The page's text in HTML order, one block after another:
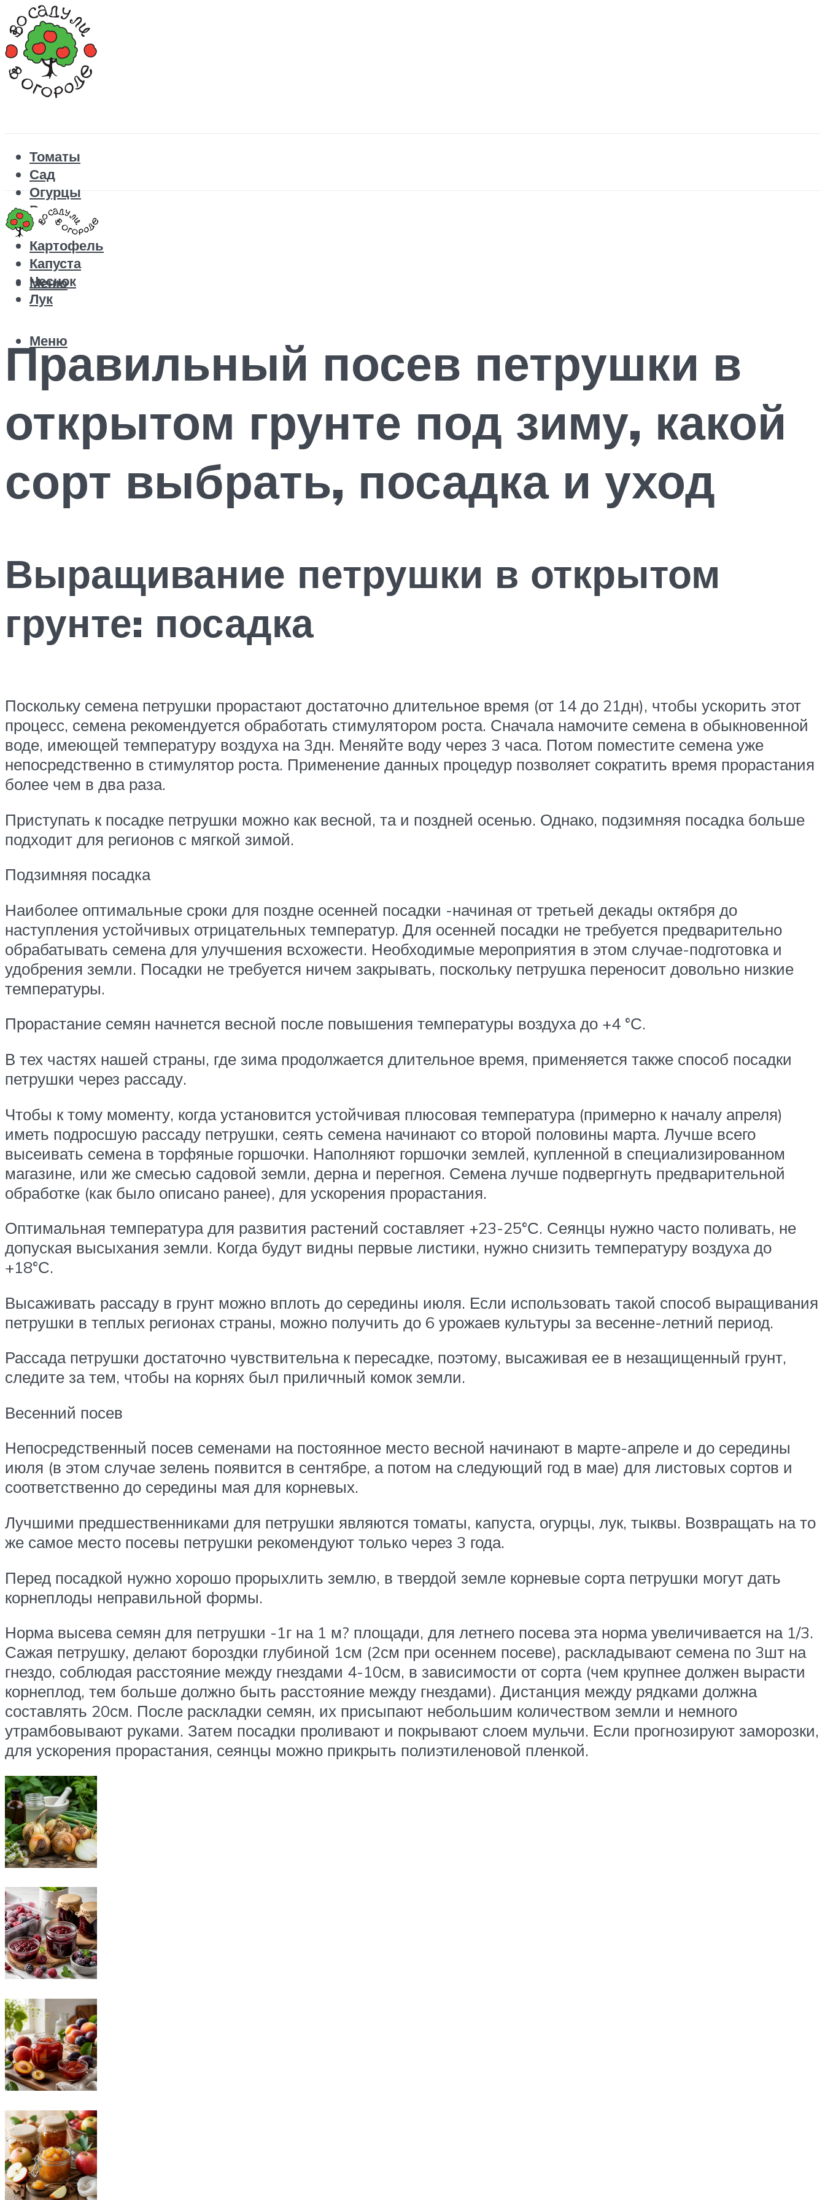
Томаты
Сад
Огурцы
Рецепты
Перец
Картофель
Капуста
Чеснок
Лук
Меню
Меню
Правильный посев петрушки в
открытом грунте под зиму, какой
сорт выбрать, посадка и уход
Выращивание петрушки в открытом
грунте: посадка
Поскольку семена петрушки прорастают достаточно длительное время (от 14 до 21дн), чтобы ускорить этот
процесс, семена рекомендуется обработать стимулятором роста. Сначала намочите семена в обыкновенной
воде, имеющей температуру воздуха на 3дн. Меняйте воду через 3 часа. Потом поместите семена уже
непосредственно в стимулятор роста. Применение данных процедур позволяет сократить время прорастания
более чем в два раза.
Приступать к посадке петрушки можно как весной, та и поздней осенью. Однако, подзимняя посадка больше
подходит для регионов с мягкой зимой.
Подзимняя посадка
Наиболее оптимальные сроки для поздне осенней посадки -начиная от третьей декады октября до
наступления устойчивых отрицательных температур. Для осенней посадки не требуется предварительно
обрабатывать семена для улучшения всхожести. Необходимые мероприятия в этом случае-подготовка и
удобрения земли. Посадки не требуется ничем закрывать, поскольку петрушка переносит довольно низкие
температуры.
Прорастание семян начнется весной после повышения температуры воздуха до +4 °С.
В тех частях нашей страны, где зима продолжается длительное время, применяется также способ посадки
петрушки через рассаду.
Чтобы к тому моменту, когда установится устойчивая плюсовая температура (примерно к началу апреля)
иметь подросшую рассаду петрушки, сеять семена начинают со второй половины марта. Лучше всего
высеивать семена в торфяные горшочки. Наполняют горшочки землей, купленной в специализированном
магазине, или же смесью садовой земли, дерна и перегноя. Семена лучше подвергнуть предварительной
обработке (как было описано ранее), для ускорения прорастания.
Оптимальная температура для развития растений составляет +23-25°С. Сеянцы нужно часто поливать, не
допуская высыхания земли. Когда будут видны первые листики, нужно снизить температуру воздуха до
+18°С.
Высаживать рассаду в грунт можно вплоть до середины июля. Если использовать такой способ выращивания
петрушки в теплых регионах страны, можно получить до 6 урожаев культуры за весенне-летний период.
Рассада петрушки достаточно чувствительна к пересадке, поэтому, высаживая ее в незащищенный грунт,
следите за тем, чтобы на корнях был приличный комок земли.
Весенний посев
Непосредственный посев семенами на постоянное место весной начинают в марте-апреле и до середины
июля (в этом случае зелень появится в сентябре, а потом на следующий год в мае) для листовых сортов и
соответственно до середины мая для корневых.
Лучшими предшественниками для петрушки являются томаты, капуста, огурцы, лук, тыквы. Возвращать на то
же самое место посевы петрушки рекомендуют только через 3 года.
Перед посадкой нужно хорошо прорыхлить землю, в твердой земле корневые сорта петрушки могут дать
корнеплоды неправильной формы.
Норма высева семян для петрушки -1г на 1 м? площади, для летнего посева эта норма увеличивается на 1/3.
Сажая петрушку, делают бороздки глубиной 1см (2см при осеннем посеве), раскладывают семена по 3шт на
гнездо, соблюдая расстояние между гнездами 4-10см, в зависимости от сорта (чем крупнее должен вырасти
корнеплод, тем больше должно быть расстояние между гнездами). Дистанция между рядками должна
составлять 20см. После раскладки семян, их присыпают небольшим количеством земли и немного
утрамбовывают руками. Затем посадки проливают и покрывают слоем мульчи. Если прогнозируют заморозки,
для ускорения прорастания, сеянцы можно прикрыть полиэтиленовой пленкой.